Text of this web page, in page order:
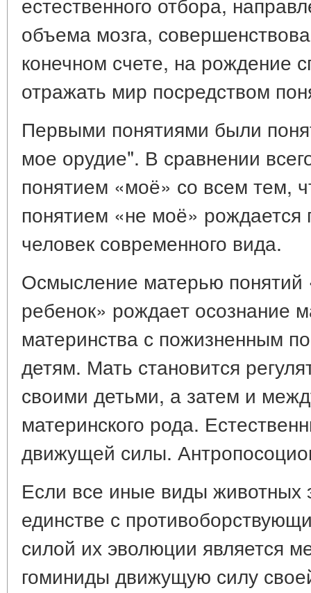
объема мозга,
конечном счете, на рождение
отражать мир посредством
Первыми понятиями были
мое орудие". В сравнении
понятием «моё» со всем тем,
понятием «не моё» рождается
человек современного вида.
Осмысление матерью
ребенок» рождает осознание
материнства с пожизненным
детям. Мать становится
своими детьми, а затем и
материнского рода.
движущей силы.
Если все иные виды животных
единстве с
силой их эволюции является
гоминиды движущую силу